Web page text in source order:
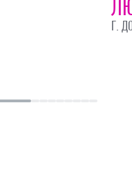
Г.